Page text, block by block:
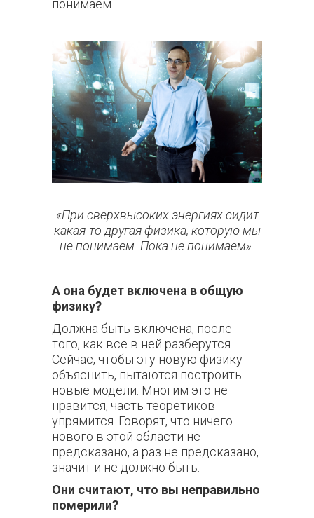
понимаем.
«При сверхвысоких энергиях сидит
какая-то другая физика, которую мы
не понимаем. Пока не понимаем».
А она будет включена в общую
физику?
Должна быть включена, после
того, как все в ней разберутся.
Сейчас, чтобы эту новую физику
объяснить, пытаются построить
новые модели. Многим это не
нравится, часть теоретиков
упрямится. Говорят, что ничего
нового в этой области не
предсказано, а раз не предсказано,
значит и не должно быть.
Они считают, что вы неправильно
померили?